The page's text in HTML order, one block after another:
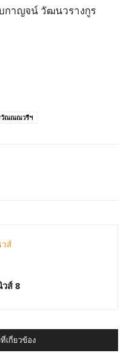
กาญจน์ วัฒนวรางกูร
วัณณณวรีฯ
ส์ 8
เกี่ยวข้อง